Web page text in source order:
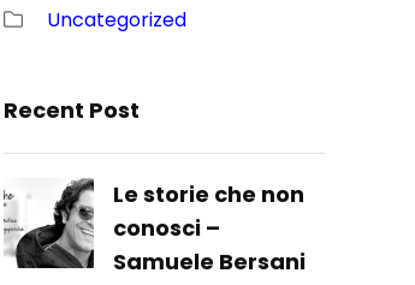
Uncategorized
Recent Post
Le storie che non
conosci –
Samuele Bersani